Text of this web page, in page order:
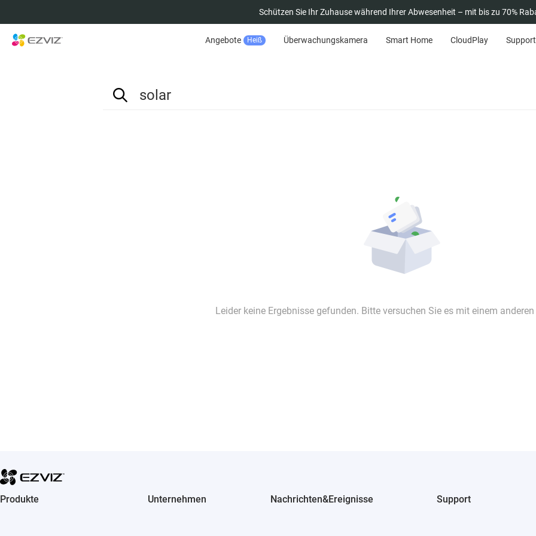
Schützen Sie Ihr Zuhause während Ihrer Abwesenheit – mit bis zu 70%
Angebote Heiß Überwachungskamera Smart Home CloudPlay Support
Leider keine Ergebnisse gefunden. Bitte versuchen Sie es mit einem
Produkte Unternehmen Nachrichten&Ereignisse Support